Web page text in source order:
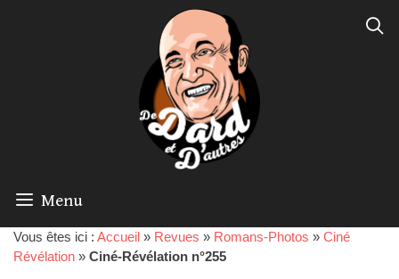
Menu
Vous êtes ici : Accueil » Revues » Romans-Photos » Ciné
Révélation » Ciné-Révélation n°255